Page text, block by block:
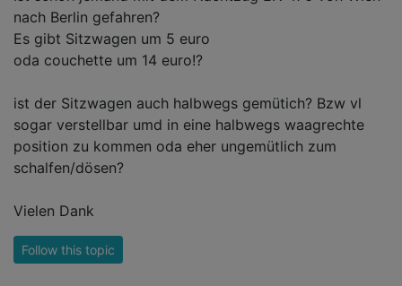
nach Berlin gefahren?
Es gibt Sitzwagen um 5 euro
oda couchette um 14 euro!?
ist der Sitzwagen auch halbwegs gemütich? Bzw vl
sogar verstellbar umd in eine halbwegs waagrechte
position zu kommen oda eher ungemütlich zum
schalfen/dösen?
Vielen Dank
Follow this topic